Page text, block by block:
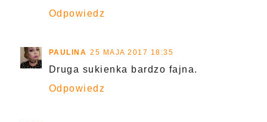
Odpowiedz
PAULINA 25 MAJA 2017 18:35
Druga sukienka bardzo fajna.
Odpowiedz